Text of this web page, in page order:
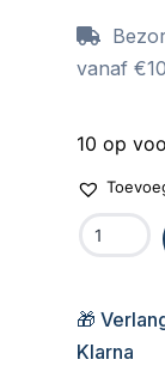
vanaf
10 op
🎁
Klarna